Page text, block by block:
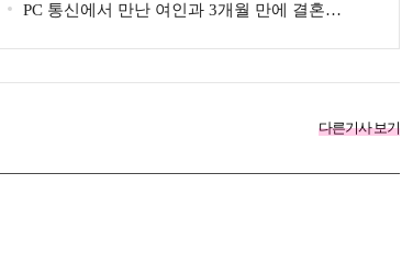
있지 않다는 배우
PC 통신에서 만난 여인과 3개월 만에 결혼해
다른기사 보기